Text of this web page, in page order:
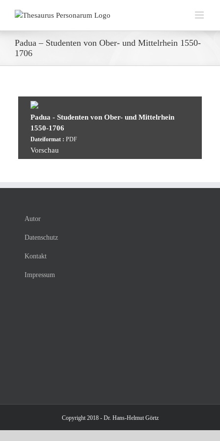
Inhalt
Padua – Studenten von Ober- und Mittelrhein 1550-
1706
Padua - Studenten von Ober- und Mittelrhein
1550-1706
Dateiformat : PDF
Vorschau
Autor
Datenschutz
Kontakt
Impressum
Copyright 2018 - Dr. Hans-Helmut Görtz